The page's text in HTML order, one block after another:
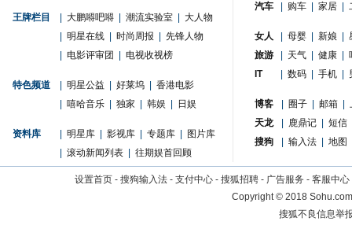
王牌栏目 大鹏嘚吧嘚 潮流实验室
大人物
明星在线 时尚周报
先锋人物
电影评审团 电视收视榜
特色频道 明星公益 好莱坞
香港电影
嘻哈音乐 独家 韩娱 日娱
资料库 明星库 影视库 专题库
图片库
滚动新闻列表 往期娱首回顾
汽车
购车 家居
女人 母婴 新娘
旅游
天气 健康
IT
数码 手机
博客 圈子 邮箱
天龙
鹿鼎记
短信
搜狗
输入法 地图
设置首页 - 搜狗输入法 - 支付中心 - 搜狐招聘 - 广告服务 - 客服中心
Copyright©2018
搜狐不良信息举